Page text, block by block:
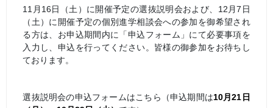
11月16日（土）に開催予定の選抜説明会および、12月7日
（土）に開催予定の個別進学相談会への参加を御希望され
る方は、お申込期間内に「申込フォーム」にて必要事項を
入力し、申込を行ってください。皆様の御参加をお待ちし
ております。
選抜説明会の申込フォームはこちら（申込期間は10月21日